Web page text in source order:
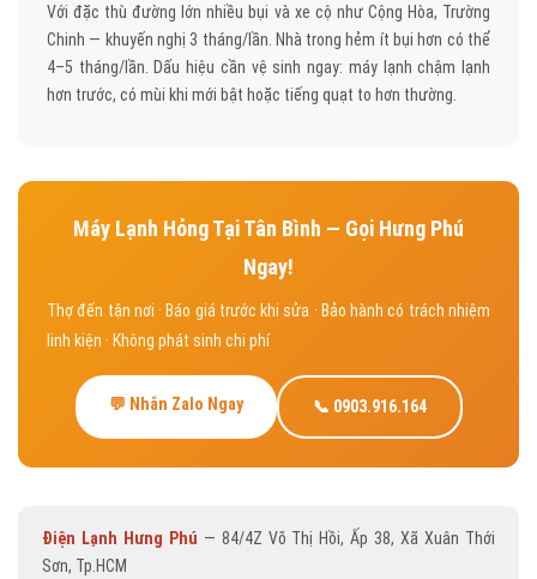
Với đặc thù đường lớn nhiều bụi và xe cộ như Cộng Hòa, Trường
Chinh — khuyến nghị 3 tháng/lần. Nhà trong hẻm ít bụi hơn có thể
4–5 tháng/lần. Dấu hiệu cần vệ sinh ngay: máy lạnh chậm lạnh
hơn trước, có mùi khi mới bật hoặc tiếng quạt to hơn thường.
Máy Lạnh Hỏng Tại Tân Bình — Gọi Hưng Phú
Ngay!
Thợ đến tận nơi · Báo giá trước khi sửa · Bảo hành có trách nhiệm
linh kiện · Không phát sinh chi phí
💬 Nhắn Zalo Ngay 📞 0903.916.164
Điện Lạnh Hưng Phú — 84/4Z Võ Thị Hồi, Ấp 38, Xã Xuân Thới
Sơn, Tp.HCM